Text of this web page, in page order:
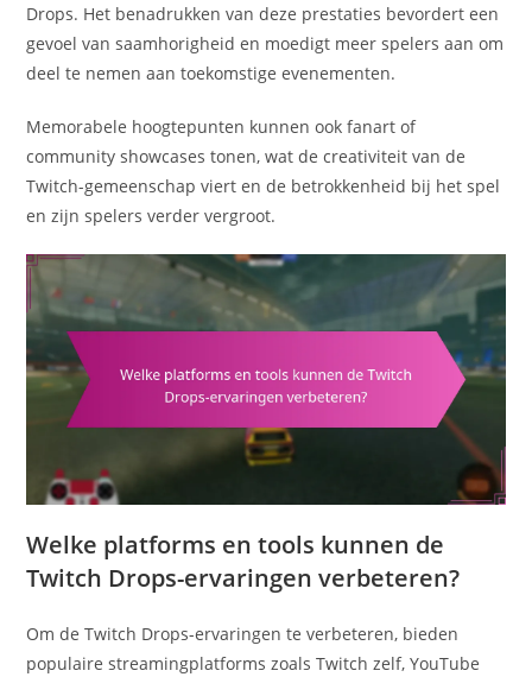
Drops. Het benadrukken van deze prestaties bevordert een
gevoel van saamhorigheid en moedigt meer spelers aan om
deel te nemen aan toekomstige evenementen.
Memorabele hoogtepunten kunnen ook fanart of
community showcases tonen, wat de creativiteit van de
Twitch-gemeenschap viert en de betrokkenheid bij het spel
en zijn spelers verder vergroot.
Welke platforms en tools kunnen de
Twitch Drops-ervaringen verbeteren?
Om de Twitch Drops-ervaringen te verbeteren, bieden
populaire streamingplatforms zoals Twitch zelf, YouTube